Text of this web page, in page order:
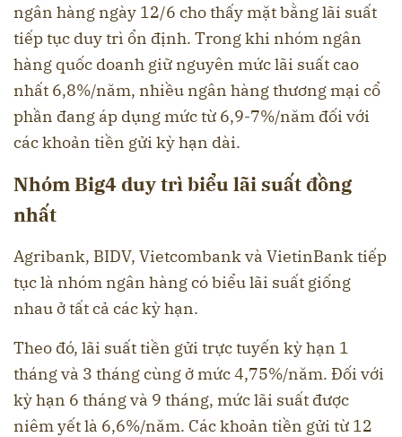
ngân hàng ngày 12/6 cho thấy mặt bằng lãi suất
tiếp tục duy trì ổn định. Trong khi nhóm ngân
hàng quốc doanh giữ nguyên mức lãi suất cao
nhất 6,8%/năm, nhiều ngân hàng thương mại cổ
phần đang áp dụng mức từ 6,9-7%/năm đối với
các khoản tiền gửi kỳ hạn dài.
Nhóm Big4 duy trì biểu lãi suất đồng
nhất
Agribank, BIDV, Vietcombank và VietinBank tiếp
tục là nhóm ngân hàng có biểu lãi suất giống
nhau ở tất cả các kỳ hạn.
Theo đó, lãi suất tiền gửi trực tuyến kỳ hạn 1
tháng và 3 tháng cùng ở mức 4,75%/năm. Đối với
kỳ hạn 6 tháng và 9 tháng, mức lãi suất được
niêm yết là 6,6%/năm. Các khoản tiền gửi từ 12